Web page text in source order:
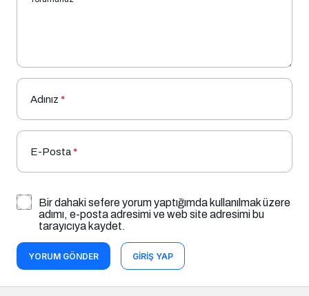
Adınız *
E-Posta*
Bir dahaki sefere yorum yaptığımda kullanılmak üzere
adımı, e-posta adresimi ve web site adresimi bu
tarayıcıya kaydet.
YORUM GÖNDER GIRIŞ YAP